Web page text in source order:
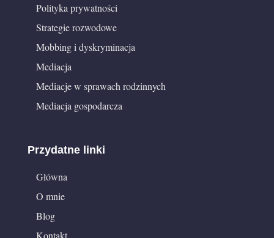
Polityka prywatności
Strategie rozwodowe
Mobbing i dyskryminacja
Mediacja
Mediacje w sprawach rodzinnych
Mediacja gospodarcza
Przydatne linki
Główna
O mnie
Blog
Kontakt